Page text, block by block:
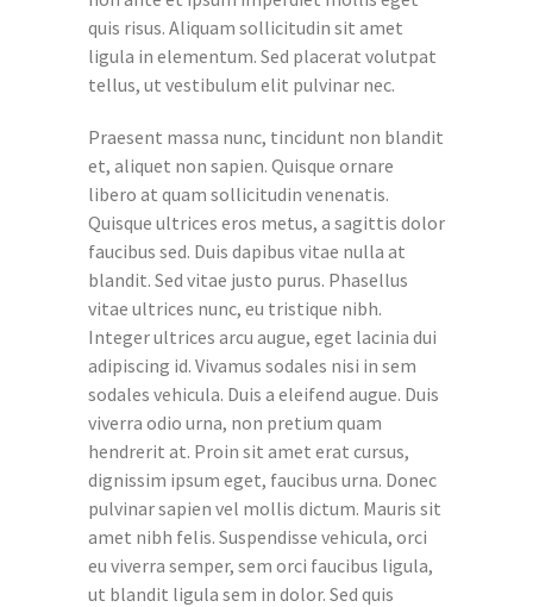
quis risus. Aliquam sollicitudin sit amet
ligula in elementum. Sed placerat volutpat
tellus, ut vestibulum elit pulvinar nec.
Praesent massa nunc, tincidunt non blandit
et, aliquet non sapien. Quisque ornare
libero at quam sollicitudin venenatis.
Quisque ultrices eros metus, a sagittis dolor
faucibus sed. Duis dapibus vitae nulla at
blandit. Sed vitae justo purus. Phasellus
vitae ultrices nunc, eu tristique nibh.
Integer ultrices arcu augue, eget lacinia dui
adipiscing id. Vivamus sodales nisi in sem
sodales vehicula. Duis a eleifend augue. Duis
viverra odio urna, non pretium quam
hendrerit at. Proin sit amet erat cursus,
dignissim ipsum eget, faucibus urna. Donec
pulvinar sapien vel mollis dictum. Mauris sit
amet nibh felis. Suspendisse vehicula, orci
eu viverra semper, sem orci faucibus ligula,
ut blandit ligula sem in dolor. Sed quis